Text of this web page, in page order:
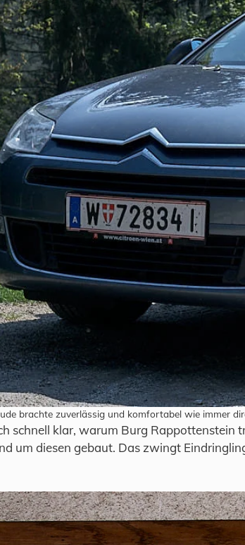
brachte zuverlässig und komfortabel wie immer
schnell klar, warum Burg Rappottenstein
um diesen gebaut. Das zwingt